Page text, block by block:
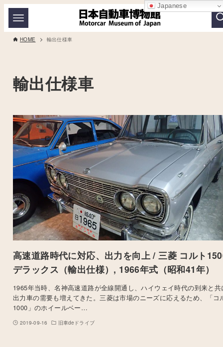
HOME 輸出仕様車
輸出仕様車
高速道路時代に対応、出力を向上 / 三菱 コルト
デラックス（輸出仕様）, 1966年式（昭和41年）
1965年当時、名神高速道路が全線開通し、ハイウェイ時代の到来と共
出力車の需要も増えてきた。三菱は市場のニーズに応えるため、「コ
1000」のホイールベー…
2019-09-16 旧車deドライブ
Japanese